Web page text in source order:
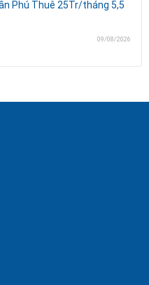
Phú Thuê 25Tr/tháng 5,5
09/08/2026